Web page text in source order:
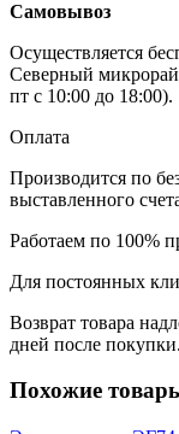
Самовывоз
Осуществляется
Северный
пт с 10:00 до 18:00).
Оплата
Производится по
выставленного
Работаем по 100%
Для постоянных
Возврат товара
дней после покупки.
Похожие